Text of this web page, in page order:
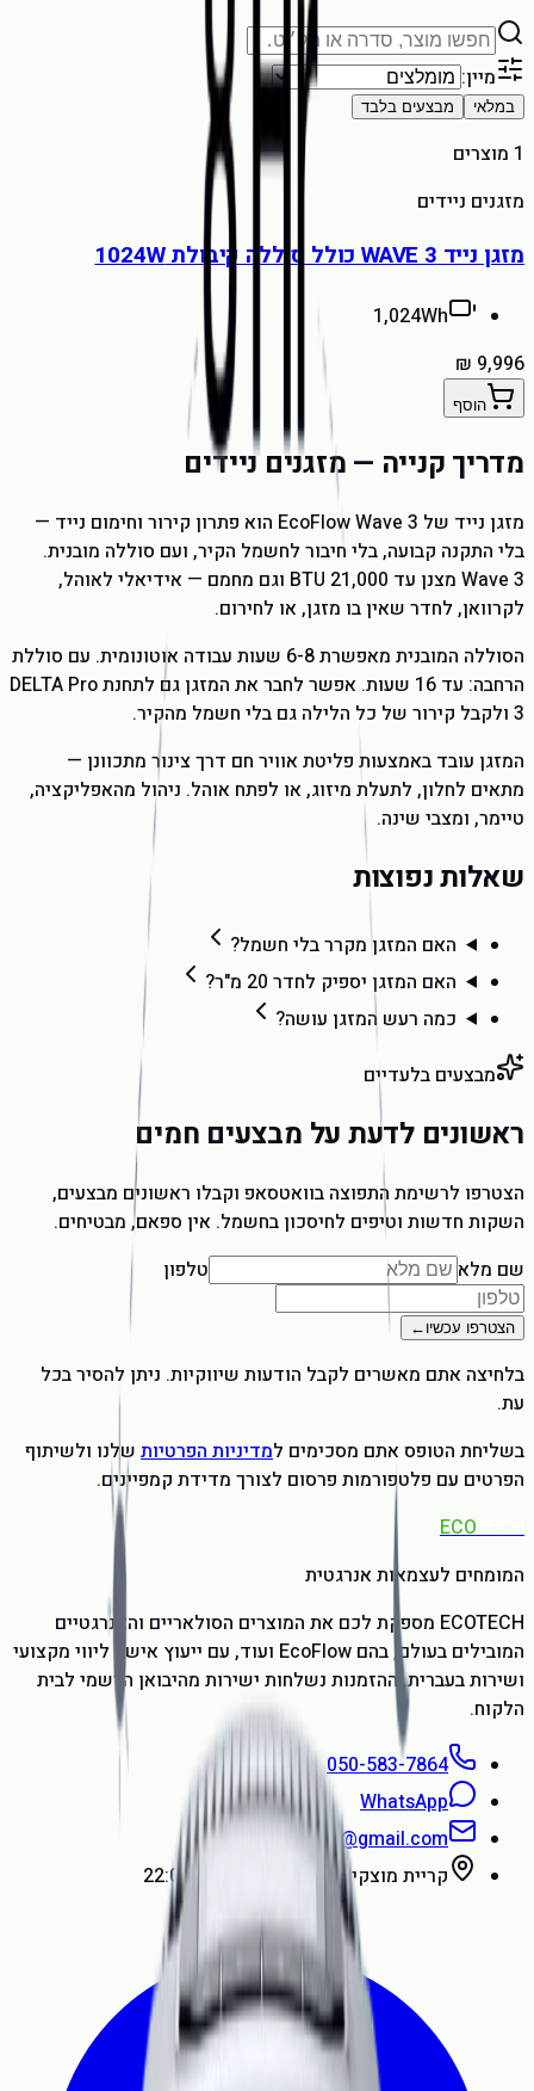
מיין:
במלאי מבצעים בלבד
1 מוצרים
מזגנים ניידים
מזגן נייד WAVE 3 כולל סוללה קיבולת 1024W
1,024Wh
הוסף
מדריך קנייה — מזגנים ניידים
מזגן נייד של EcoFlow Wave 3 הוא פתרון קירור וחימום נייד —
בלי התקנה קבועה, בלי חיבור לחשמל הקיר, ועם סוללה מובנית.
Wave 3 מצנן עד 21,000 BTU וגם מחמם — אידיאלי לאוהל,
לקרוואן, לחדר שאין בו מזגן, או לחירום.
הסוללה המובנית מאפשרת 6-8 שעות עבודה אוטונומית. עם סוללת
הרחבה: עד 16 שעות. אפשר לחבר את המזגן גם לתחנת DELTA Pro
3 ולקבל קירור של כל הלילה גם בלי חשמל מהקיר.
המזגן עובד באמצעות פליטת אוויר חם דרך צינור מתכוונן —
מתאים לחלון, לתעלת מיזוג, או לפתח אוהל. ניהול מהאפליקציה,
טיימר, ומצבי שינה.
שאלות נפוצות
האם המזגן מקרר בלי חשמל?
האם המזגן יספיק לחדר 20 מ"ר?
כמה רעש המזגן עושה?
מבצעים בלעדיים
ראשונים לדעת על מבצעים חמים
הצטרפו לרשימת התפוצה בוואטסאפ וקבלו ראשונים מבצעים,
השקות חדשות וטיפים לחיסכון בחשמל. אין ספאם, מבטיחים.
שם מלא
טלפון
הצטרפו עכשיו ←
בלחיצה אתם מאשרים לקבל הודעות שיווקיות. ניתן להסיר בכל
עת.
בשליחת הטופס אתם מסכימים למדיניות הפרטיות שלנו ולשיתוף
הפרטים עם פלטפורמות פרסום לצורך מדידת קמפיינים.
ECO
המומחים לעצמאות אנרגטית
ECOTECH מספקת לכם את המוצרים הסולאריים והאנרגטיים
המובילים בעולם, בהם EcoFlow ועוד, עם ייעוץ אישי, ליווי מקצועי
ושירות בעברית. ההזמנות נשלחות ישירות מהיבואן הרשמי לבית
הלקוח.
050-583-7864
WhatsApp
72h.box@gmail.com
קריית מוצקין·